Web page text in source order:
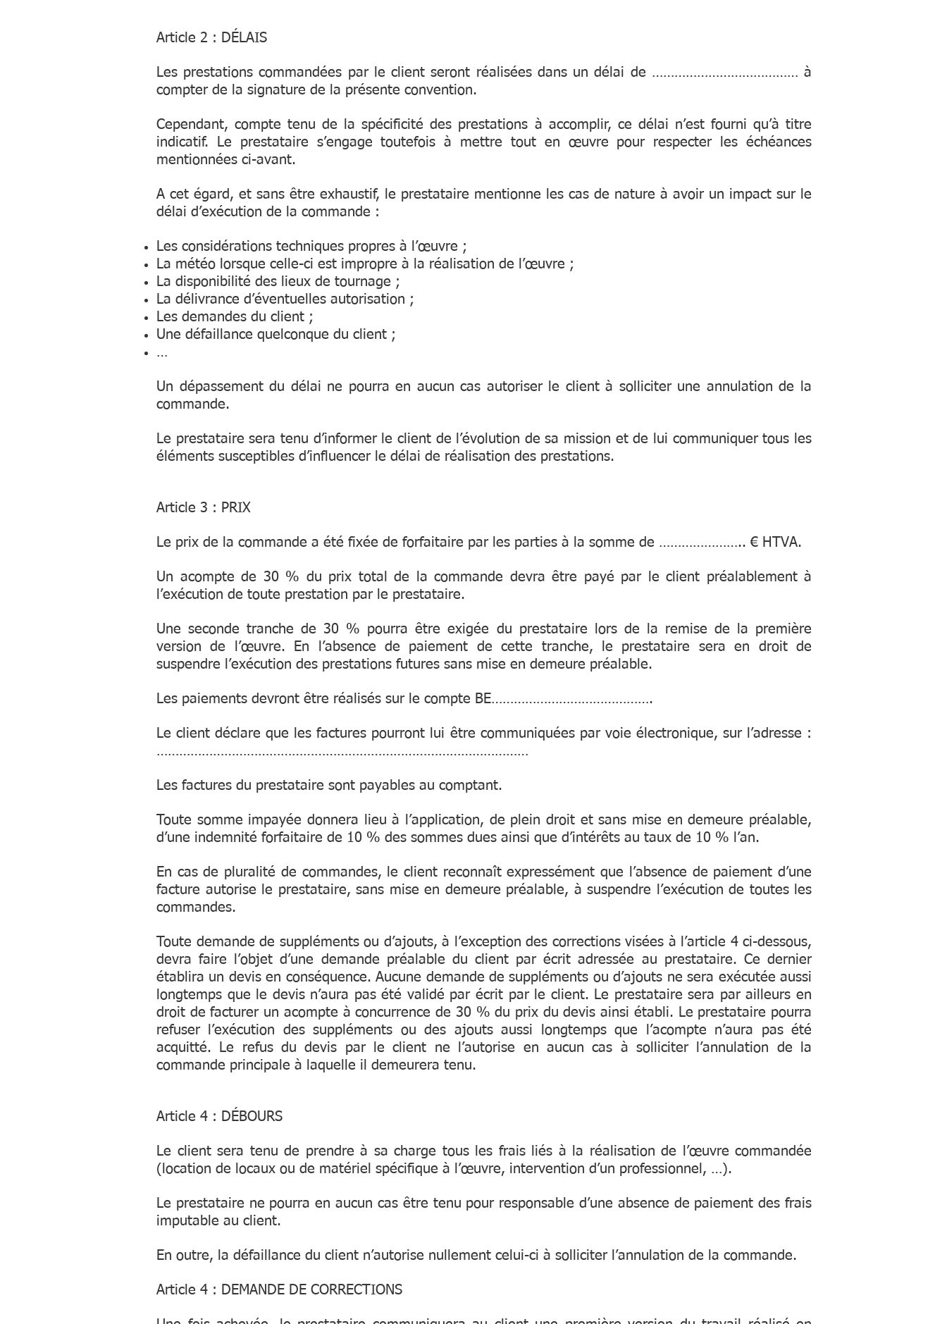
Article 2 : DÉLAIS
Les prestations commandées par le client seront réalisées dans un délai de ………………………………… à
compter de la signature de la présente convention.
Cependant, compte tenu de la spécificité des prestations à accomplir, ce délai n’est fourni qu’à titre
indicatif. Le prestataire s’engage toutefois à mettre tout en œuvre pour respecter les échéances
mentionnées ci-avant.
A cet égard, et sans être exhaustif, le prestataire mentionne les cas de nature à avoir un impact sur le
délai d’exécution de la commande :
Les considérations techniques propres à l’œuvre ;
La météo lorsque celle-ci est impropre à la réalisation de l’œuvre ;
La disponibilité des lieux de tournage ;
La délivrance d’éventuelles autorisation ;
Les demandes du client ;
Une défaillance quelconque du client ;
…
Un dépassement du délai ne pourra en aucun cas autoriser le client à solliciter une annulation de la
commande.
Le prestataire sera tenu d’informer le client de l’évolution de sa mission et de lui communiquer tous les
éléments susceptibles d’influencer le délai de réalisation des prestations.
Article 3 : PRIX
Le prix de la commande a été fixée de forfaitaire par les parties à la somme de ………………….. € HTVA.
Un acompte de 30 % du prix total de la commande devra être payé par le client préalablement à
l’exécution de toute prestation par le prestataire.
Une seconde tranche de 30 % pourra être exigée du prestataire lors de la remise de la première
version de l’œuvre. En l’absence de paiement de cette tranche, le prestataire sera en droit de
suspendre l’exécution des prestations futures sans mise en demeure préalable.
Les paiements devront être réalisés sur le compte BE…………………………………….
Le client déclare que les factures pourront lui être communiquées par voie électronique, sur l’adresse :
………………………………………………………………………………………
Les factures du prestataire sont payables au comptant.
Toute somme impayée donnera lieu à l’application, de plein droit et sans mise en demeure préalable,
d’une indemnité forfaitaire de 10 % des sommes dues ainsi que d’intérêts au taux de 10 % l’an.
En cas de pluralité de commandes, le client reconnaît expressément que l’absence de paiement d’une
facture autorise le prestataire, sans mise en demeure préalable, à suspendre l’exécution de toutes les
commandes.
Toute demande de suppléments ou d’ajouts, à l’exception des corrections visées à l’article 4 ci-dessous,
devra faire l’objet d’une demande préalable du client par écrit adressée au prestataire. Ce dernier
établira un devis en conséquence. Aucune demande de suppléments ou d’ajouts ne sera exécutée aussi
longtemps que le devis n’aura pas été validé par écrit par le client. Le prestataire sera par ailleurs en
droit de facturer un acompte à concurrence de 30 % du prix du devis ainsi établi. Le prestataire pourra
refuser l’exécution des suppléments ou des ajouts aussi longtemps que l’acompte n’aura pas été
acquitté. Le refus du devis par le client ne l’autorise en aucun cas à solliciter l’annulation de la
commande principale à laquelle il demeurera tenu.
Article 4 : DÉBOURS
Le client sera tenu de prendre à sa charge tous les frais liés à la réalisation de l’œuvre commandée
(location de locaux ou de matériel spécifique à l’œuvre, intervention d’un professionnel, …).
Le prestataire ne pourra en aucun cas être tenu pour responsable d’une absence de paiement des frais
imputable au client.
En outre, la défaillance du client n’autorise nullement celui-ci à solliciter l’annulation de la commande.
Article 4 : DEMANDE DE CORRECTIONS